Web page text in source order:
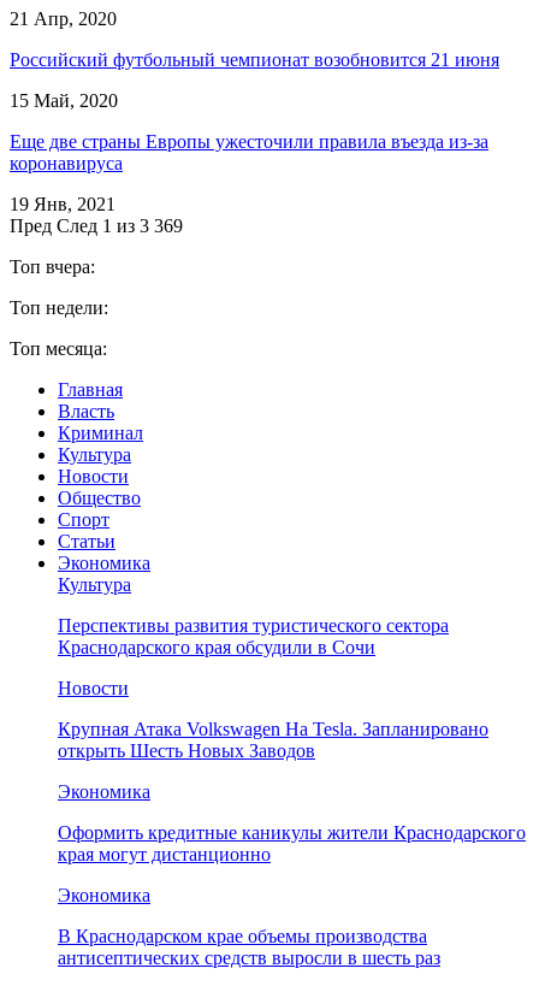
21 Апр, 2020
Российский футбольный чемпионат возобновится 21 июня
15 Май, 2020
Еще две страны Европы ужесточили правила въезда из-за
коронавируса
19 Янв, 2021
Пред След 1 из 3 369
Топ вчера:
Топ недели:
Топ месяца:
Главная
Власть
Криминал
Культура
Новости
Общество
Спорт
Статьи
Экономика
Культура
Перспективы развития туристического сектора
Краснодарского края обсудили в Сочи
Новости
Крупная Атака Volkswagen На Tesla. Запланировано
открыть Шесть Новых Заводов
Экономика
Оформить кредитные каникулы жители Краснодарского
края могут дистанционно
Экономика
В Краснодарском крае объемы производства
антисептических средств выросли в шесть раз